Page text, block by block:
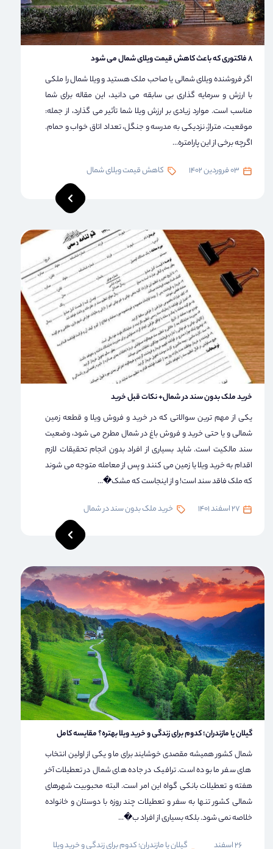
8 فاکتوری که باعث کاهش قیمت ویلای شمال می شود
اگر فروشنده ویلای شمالی یا صاحب ملک هستید و ویلا شمال را ملکی
با ارزش و سرمایه گذاری بی سابقه می دانید، این مقاله برای شما
مناسب است. موارد زیادی بر ارزش ویلا شما تأثیر می گذارد، از جمله:
موقعیت، متراژ، نزدیکی به مدرسه و جنگل، تعداد اتاق خواب و حمام.
اگرچه برخی از این پارامتره...
03 فروردین 1402 کاهش قیمت ویلای شمال
خرید ملک بدون سند در شمال+ نکات قبل خرید
یکی از مهم ترین سوالاتی که در خرید و فروش ویلا و قطعه زمین
شمالی و یا حتی خرید و فروش باغ در شمال مطرح می شود، وضعیت
سند مالکیت است. شاید بسیاری از افراد بدون انجام تحقیقات لازم
اقدام به خرید ویلا یا زمین می کنند و پس از معامله متوجه می شوند
که ملک فاقد سند است! و از اینجاست که مشک�...
27 اسفند 1401 خرید ملک بدون سند در شمال
گیلان یا مازندران؛ کدوم برای زندگی و خرید ویلا بهتره؟ مقایسه کامل
شمال کشور همیشه مقصدی خوشایند برای ما و یکی از اولین انتخاب
های سفر ما بوده است. ترافیک در جاده های شمال در تعطیلات آخر
هفته و تعطیلات بانکی گواه این امر است. البته محبوبیت شهرهای
شمالی کشور تنها به سفر و تعطیلات چند روزه با دوستان و خانواده
خلاصه نمی شود. بلکه بسیاری از افراد ب�...
26 اسفند گیلان یا مازندران؛ کدوم برای زندگی و خرید ویلا